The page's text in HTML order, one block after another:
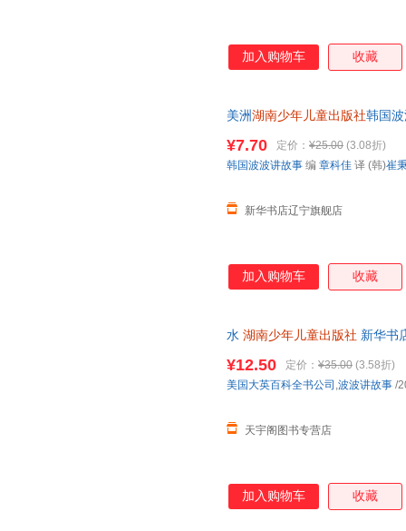
加入购物车 收藏
美洲湖南少年儿童出版社韩国
¥7.70 定价： ¥25.00 (3.08折)
新华书店辽宁旗舰店
韩国波波讲故事 编 章科佳 译 (韩)崔
加入购物车 收藏
水 湖南少年儿童出版社 新华书
¥12.50 定价： ¥35.00 (3.58折)
天宇阁图书专营店
美国大英百科全书公司 ,波波讲故事 /
加入购物车 收藏